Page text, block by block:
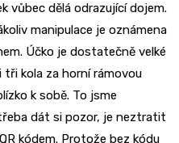
vůbec dělá odrazující dojem.
manipulace je oznámena
Účko je dostatečně velké
tři kola za horní rámovou
k sobě. To jsme
dát si pozor, je neztratit
kódem. Protože bez kódu